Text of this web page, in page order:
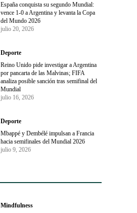
España conquista su segundo Mundial:
vence 1-0 a Argentina y levanta la Copa
del Mundo 2026
julio 20, 2026
Deporte
Reino Unido pide investigar a Argentina
por pancarta de las Malvinas; FIFA
analiza posible sanción tras semifinal del
Mundial
julio 16, 2026
Deporte
Mbappé y Dembélé impulsan a Francia
hacia semifinales del Mundial 2026
julio 9, 2026
Mindfulness